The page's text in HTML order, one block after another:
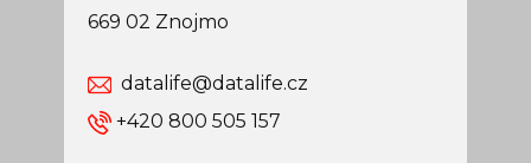
669 02 Znojmo
datalife@datalife.cz
+420 800 505 157